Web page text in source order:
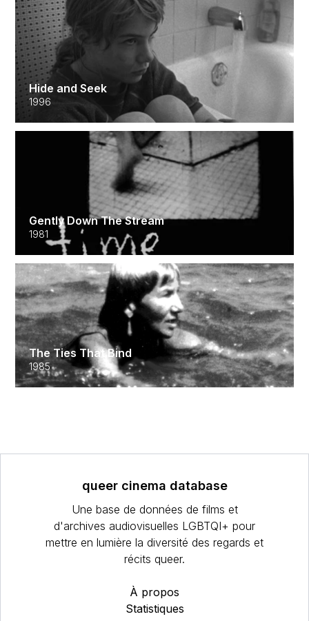
Hide and Seek
1996
Gently Down The Stream
1981
The Ties That Bind
1985
queer cinema database
Une base de données de films et
d'archives audiovisuelles LGBTQI+ pour
mettre en lumière la diversité des regards et
récits queer.
À propos
Statistiques